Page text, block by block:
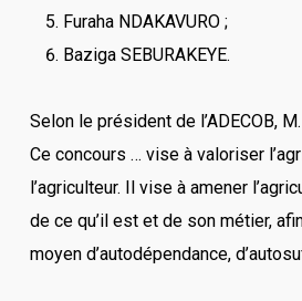
Furaha NDAKAVURO ;
Baziga SEBURAKEYE.
Selon le président de l’ADECOB,
Ce concours … vise à valoriser
l’agriculteur. Il vise à amener
de ce qu’il est et de son métier,
moyen d’autodépendance,